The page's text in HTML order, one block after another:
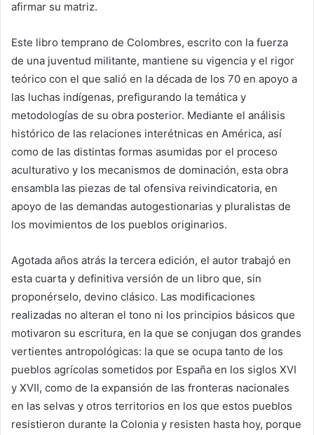
afirmar su matriz.
Este libro temprano de Colombres, escrito con la fuerza
de una juventud militante, mantiene su vigencia y el rigor
teórico con el que salió en la década de los 70 en apoyo a
las luchas indígenas, prefigurando la temática y
metodologías de su obra posterior. Mediante el análisis
histórico de las relaciones interétnicas en América, así
como de las distintas formas asumidas por el proceso
aculturativo y los mecanismos de dominación, esta obra
ensambla las piezas de tal ofensiva reivindicatoria, en
apoyo de las demandas autogestionarias y pluralistas de
los movimientos de los pueblos originarios.
Agotada años atrás la tercera edición, el autor trabajó en
esta cuarta y definitiva versión de un libro que, sin
proponérselo, devino clásico. Las modificaciones
realizadas no alteran el tono ni los principios básicos que
motivaron su escritura, en la que se conjugan dos grandes
vertientes antropológicas: la que se ocupa tanto de los
pueblos agrícolas sometidos por España en los siglos XVI
y XVII, como de la expansión de las fronteras nacionales
en las selvas y otros territorios en los que estos pueblos
resistieron durante la Colonia y resisten hasta hoy, porque